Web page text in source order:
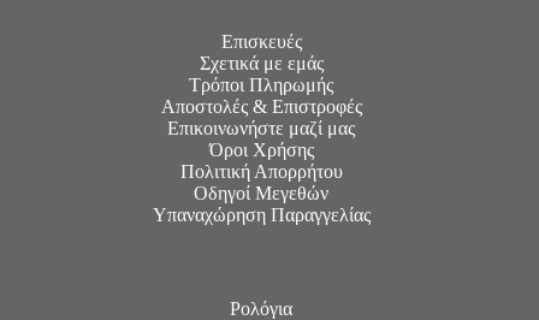
Επισκευές
Σχετικά με εμάς
Τρόποι Πληρωμής
Αποστολές & Επιστροφές
Επικοινωνήστε μαζί μας
Όροι Χρήσης
Πολιτική Απορρήτου
Οδηγοί Μεγεθών
Υπαναχώρηση Παραγγελίας
Ρολόγια